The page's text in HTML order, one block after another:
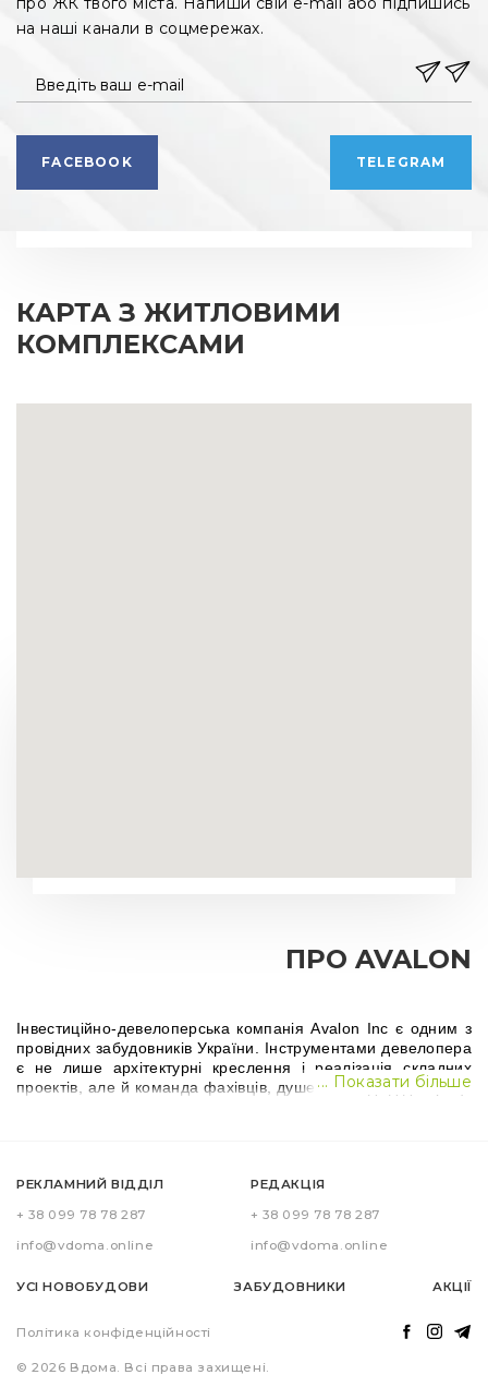
на наші канали в соцмережах.
Введіть ваш e-mail
FACEBOOK TELEGRAM
КАРТА З ЖИТЛОВИМИ
КОМПЛЕКСАМИ
ПРО AVALON
Інвестиційно-девелоперська компанія Avalon Inc є одним з
провідних забудовників України. Інструментами девелопера
є не лише архітектурні креслення і реалізація складних
проектів, але й команда фахівців, душевний підхід до праці.
Компанія Авалон постійно інтегрує трендові інновації,
енергоефективні технології, залучившись надійною
партнерів. Всі будівельні матеріали, які використовуються
сертифікованими, відповідають чинним нормам і
стандартам.
... Показати більше
РЕКЛАМНИЙ ВІДДІЛ
+ 38 099 78 78 287
info@vdoma.online
РЕДАКЦІЯ
+ 38 099 78 78 287
info@vdoma.online
АКЦІЇ
ЗАБУДОВНИКИ
УСІ НОВОБУДОВИ
Політика конфіденційності
© 2026 Вдома. Всі права захищені.